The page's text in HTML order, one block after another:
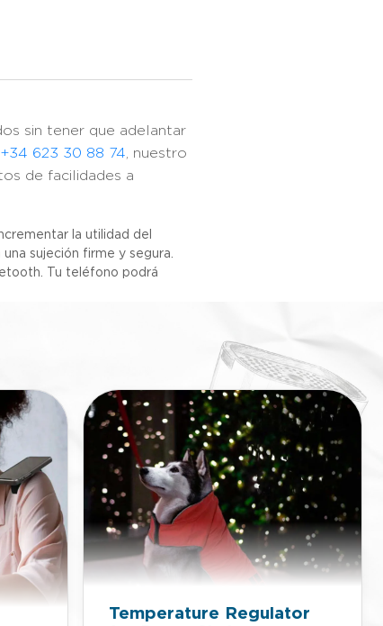
sin tener que adelantar
+34 623 30 88 74 , nuestro
de facilidades a
la utilidad del
sujeción firme y segura.
Tu teléfono podrá
Temperature Regulator